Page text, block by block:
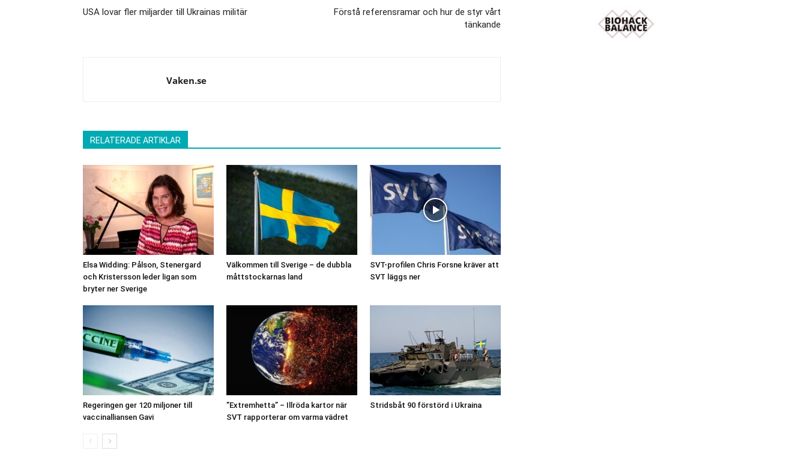
USA lovar fler miljarder till Ukrainas militär
Förstå referensramar och hur de styr vårt
tänkande
Vaken.se
RELATERADE ARTIKLAR
Elsa Widding: Pålson, Stenergard
och Kristersson leder ligan som
bryter ner Sverige
Välkommen till Sverige – de dubbla
måttstockarnas land
SVT-profilen Chris Forsne kräver att
SVT läggs ner
Regeringen ger 120 miljoner till
vaccinalliansen Gavi
”Extremhetta” – Illröda kartor när
SVT rapporterar om varma vädret
Stridsbåt 90 förstörd i Ukraina